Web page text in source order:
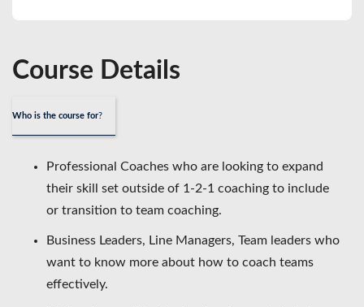
Course Details
Who is the course for?
Professional Coaches who are looking to expand
their skill set outside of 1-2-1 coaching to include
or transition to team coaching.
Business Leaders, Line Managers, Team leaders who
want to know more about how to coach teams
effectively.